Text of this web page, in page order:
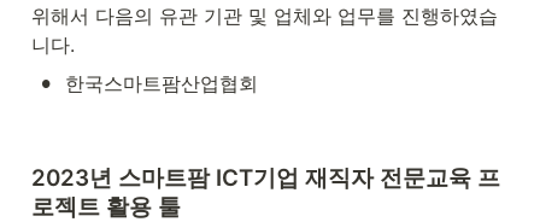
위해서 다음의 유관 기관 및 업체와 업무를 진행하였습
니다.
• 한국스마트팜산업협회
2023년 스마트팜 ICT기업 재직자 전문교육 프
로젝트 활용 툴